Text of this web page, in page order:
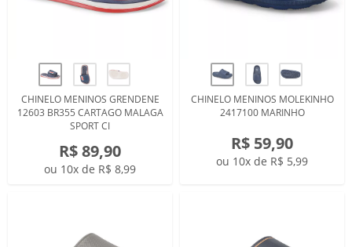
CHINELO MENINOS GRENDENE
12603 BR355 CARTAGO MALAGA
SPORT CI
R$ 89,90
ou 10x de R$ 8,99
CHINELO MENINOS MOLEKINHO
2417100 MARINHO
R$ 59,90
ou 10x de R$ 5,99